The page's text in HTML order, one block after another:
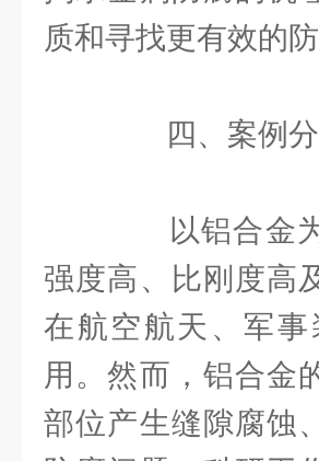
质和寻找更有效的
四、案例分
以铝合金为
强度高、比刚度高
在航空航天、军
用。然而，铝合金
部位产生缝隙腐蚀